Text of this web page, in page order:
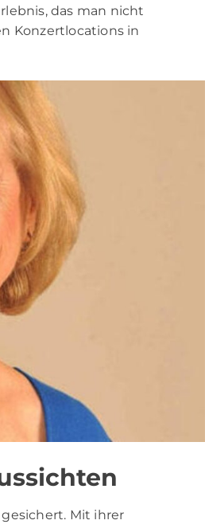
das man nicht
Konzertlocations in
Mit ihrer